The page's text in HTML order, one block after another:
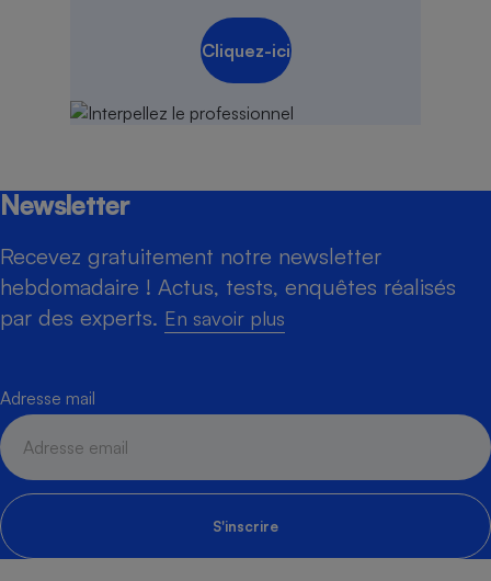
Cliquez-ici
Newsletter
Recevez gratuitement notre newsletter
hebdomadaire ! Actus, tests, enquêtes réalisés
par des experts. En savoir plus
Adresse mail
S'inscrire